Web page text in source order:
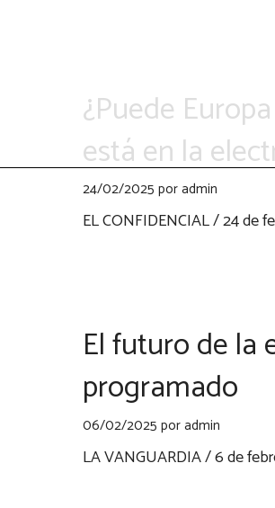
¿Puede
está en la
24/02/2025 poradmin
EL CONFIDENCIAL / 24 de
El futuro de la
programado
06/02/2025 poradmin
LA VANGUARDIA / 6 de